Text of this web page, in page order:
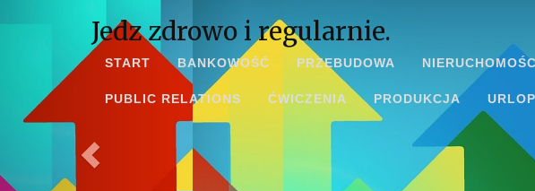
Jedz zdrowo i regularnie.
START BANKOWOŚĆ PRZEBUDOWA
PUBLIC RELATIONS ĆWICZENIA PRODUKCJA URLOP